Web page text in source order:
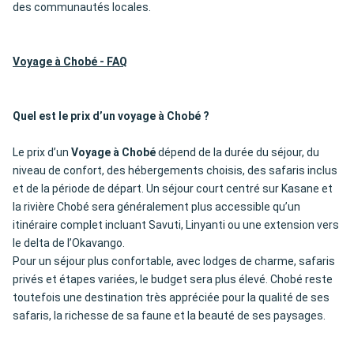
des communautés locales.
Voyage à Chobé - FAQ
Quel est le prix d’un voyage à Chobé ?
Le prix d’un Voyage à Chobédépend de la durée du séjour, du
niveau de confort, des hébergements choisis, des safaris inclus
et de la période de départ. Un séjour court centré sur Kasane et
la rivière Chobé sera généralement plus accessible qu’un
itinéraire complet incluant Savuti, Linyanti ou une extension vers
le delta de l’Okavango.
Pour un séjour plus confortable, avec lodges de charme, safaris
privés et étapes variées, le budget sera plus élevé. Chobé reste
toutefois une destination très appréciée pour la qualité de ses
safaris, la richesse de sa faune et la beauté de ses paysages.